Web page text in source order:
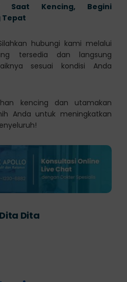
Saat Kencing, Begini
Tepat
hubungi kami melalui
tersedia dan langsung
sesuai kondisi Anda
kencing dan utamakan
Anda untuk meningkatkan
Dita Dita